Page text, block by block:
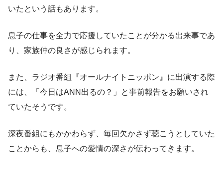
いたという話もあります。
息子の仕事を全力で応援していたことが分かる出来事であ
り、家族仲の良さが感じられます。
また、ラジオ番組『オールナイトニッポン』に出演する際
には、「今日はANN出るの？」と事前報告をお願いされ
ていたそうです。
深夜番組にもかかわらず、毎回欠かさず聴こうとしていた
ことからも、息子への愛情の深さが伝わってきます。